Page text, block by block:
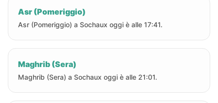
Asr (Pomeriggio)
Asr (Pomeriggio) a Sochaux oggi è alle 17:41.
Maghrib (Sera)
Maghrib (Sera) a Sochaux oggi è alle 21:01.